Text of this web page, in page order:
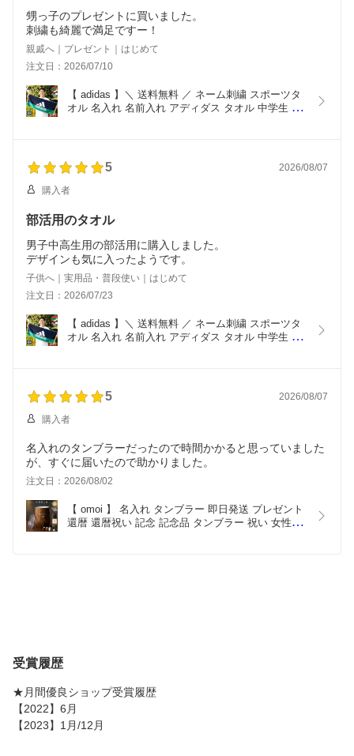
甥っ子のプレゼントに買いました。
刺繍も綺麗で満足ですー！
親戚へ｜プレゼント｜はじめて
注文日：2026/07/10
【 adidas 】＼ 送料無料 ／ ネーム刺繍 スポーツタ
オル 名入れ 名前入れ アディダス タオル 中学生 【
プレゼント
5 2026/08/07
購入者
部活用のタオル
男子中高生用の部活用に購入しました。
デザインも気に入ったようです。
子供へ｜実用品・普段使い｜はじめて
注文日：2026/07/23
【 adidas 】＼ 送料無料 ／ ネーム刺繍 スポーツタ
オル 名入れ 名前入れ アディダス タオル 中学生 【
プレゼント
5 2026/08/07
購入者
名入れのタンブラーだったので時間かかると思っていました
が、すぐに届いたので助かりました。
注文日：2026/08/02
【 omoi 】 名入れ タンブラー 即日発送 プレゼント
還暦 還暦祝い 記念 記念品 タンブラー 祝い 女性 男
受賞履歴
★月間優良ショップ受賞履歴
【2022】6月
【2023】1月/12月